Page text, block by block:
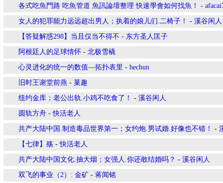
各式吃魚門路 吃魚管道 魚訊論壇整理 快速學會如何找魚！ -
女人的犯罪能力远远超出男人；执着的娘儿们.二椅子！ - 溪谷闲人
【答疑解惑298】当且仅当不得不 - 东方圣人匡子
阿根廷人的足球情怀 - 北极雪橇
心灵进化的统一的数值—拓扑表里 - hechun
旧时王谢堂前燕 - 菓趣
纽约金库；老公出轨.小鸡不吃食了！ - 溪谷闲人
圆轨方舟 -快活老人
共产大陆中国.制造毒品世界第一；女约炮.男试婚.好像也不错！ -
【七律】殇 -快活老人
共产大陆中国文化.抽大烟；女强人.你还敢结婚吗？ - 溪谷闲人
双飞的事业（2）: 金矿 - 蒋闻铭